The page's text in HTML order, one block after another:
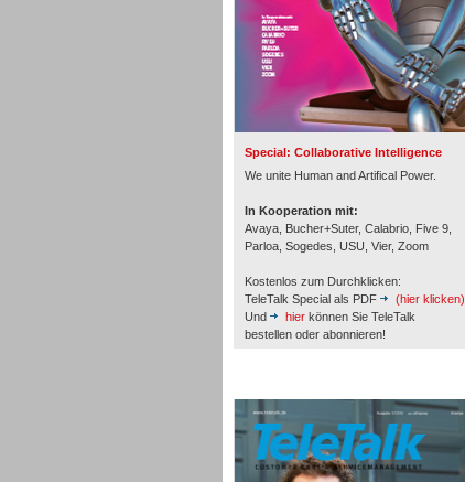
Special: Collaborative Intelligence
We unite Human and Artifical Power.
In Kooperation mit:
Avaya, Bucher+Suter, Calabrio, Five 9,
Parloa, Sogedes, USU, Vier, Zoom
Kostenlos zum Durchklicken:
TeleTalk Special als PDF
(hier klicken)
Und
hier können Sie TeleTalk
bestellen oder abonnieren!
Inbound